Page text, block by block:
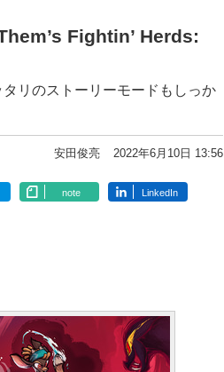
Fightin’ Herds:
リのストーリーモードもしっか
安田俊亮 2022年6月10日 13:56
note LinkedIn